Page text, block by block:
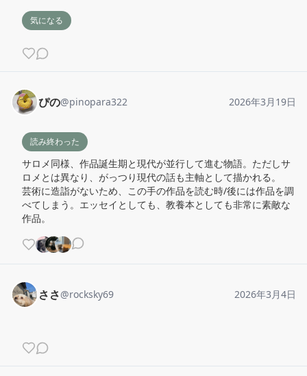
気になる
ぴの@pinopara322 2026年3月19日
読み終わった
サロメ同様、作品誕生期と現代が並行して進む物語。ただしサ
ロメとは異なり、がっつり現代の話も主軸として描かれる。
芸術に造詣がないため、この手の作品を読む時/後には作品を調
べてしまう。エッセイとしても、教養本としても非常に素敵な
作品。
ささ@rocksky69 2026年3月4日